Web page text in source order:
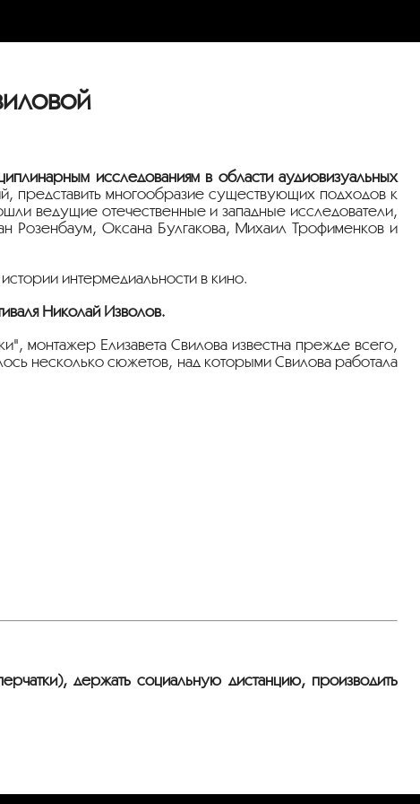
исследованиям в области аудиовизуальных
представить многообразие существующих подходов к
ведущие отечественные и западные исследователи,
Оксана Булгакова, Михаил Трофименков и
интермедиальности в кино.
Николай Изволов.
монтажер Елизавета Свилова известна прежде всего,
несколько сюжетов, над которыми Свилова работала
держать социальную дистанцию, производить